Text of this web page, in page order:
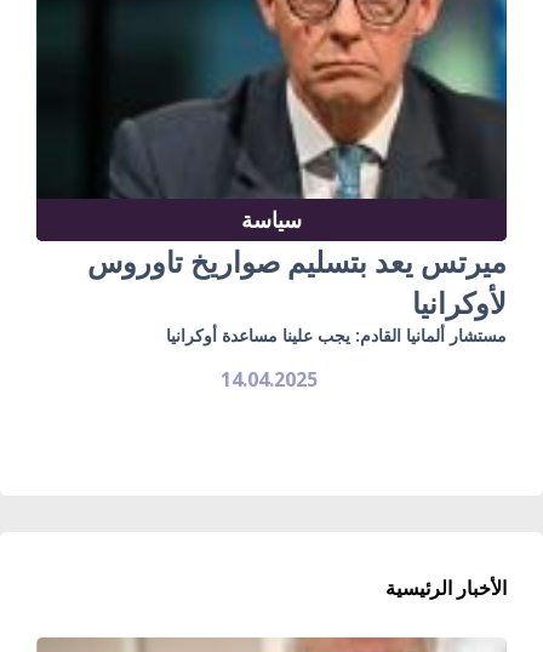
سياسة
ميرتس يعد بتسليم صواريخ تاوروس
لأوكرانيا
مستشار ألمانيا القادم: يجب علينا مساعدة أوكرانيا
14.04.2025
الأخبار الرئيسية